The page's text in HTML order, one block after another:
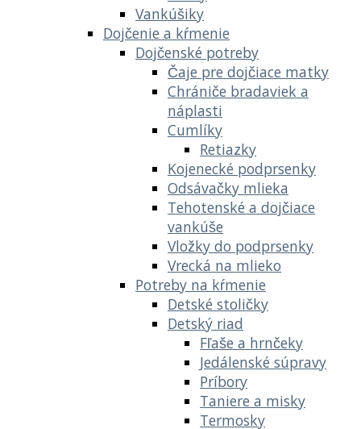
Vankúšiky
Dojčenie a kŕmenie
Dojčenské potreby
Čaje pre dojčiace matky
Chrániče bradaviek a
náplasti
Cumlíky
Retiazky
Kojenecké podprsenky
Odsávačky mlieka
Tehotenské a dojčiace
vankúše
Vložky do podprsenky
Vrecká na mlieko
Potreby na kŕmenie
Detské stoličky
Detský riad
Fľaše a hrnčeky
Jedálenské súpravy
Príbory
Taniere a misky
Termosky